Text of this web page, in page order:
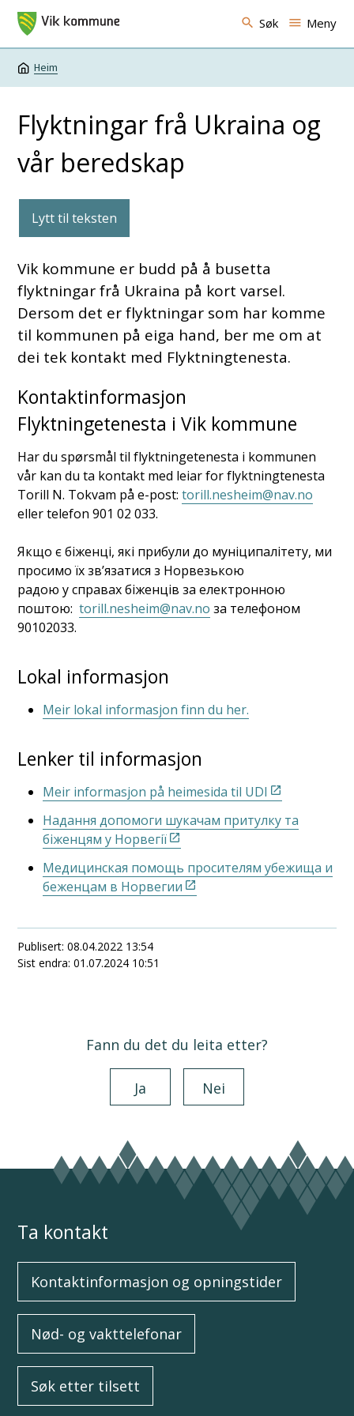
Vik kommune Søk Meny
Du er her:
Heim
Flyktningar frå Ukraina og
vår beredskap
Lytt til teksten
Vik kommune er budd på å busetta
flyktningar frå Ukraina på kort varsel.
Dersom det er flyktningar som har komme
til kommunen på eiga hand, ber me om at
dei tek kontakt med Flyktningtenesta.
Kontaktinformasjon
Flyktningetenesta i Vik kommune
Har du spørsmål til flyktningetenesta i kommunen
vår kan du ta kontakt med leiar for flyktningtenesta
Torill N. Tokvam på e-post:torill.nesheim@nav.no
eller telefon 901 02 033.
Якщо є біженці, які прибули до муніципалітету, ми
просимо їх зв’язатися з Норвезькою
радою у справах біженців за електронною
поштою:torill.nesheim@nav.no за телефоном
90102033.
Lokal informasjon
Meir lokal informasjon finn du her.
Lenker til informasjon
Meir informasjon på heimesida til UDI
Надання допомоги шукачам притулку та
біженцям у Норвегії
Медицинская помощь просителям убежища и
беженцам в Норвегии
Publisert 08.04.2022 13:54
Sist endra 01.07.2024 10:51
Fann du det du leita etter?
Ja Nei
Ta kontakt
Kontaktinformasjon og opningstider
Nød- og vakttelefonar
Søk etter tilsett